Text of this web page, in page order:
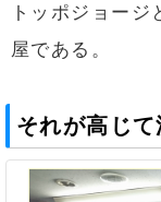
トッポジョー
屋である。
それが高じ